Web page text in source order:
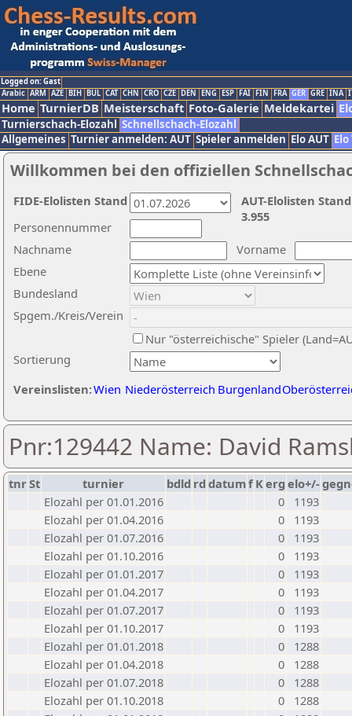
Logged on: Gast
Arabic ARM AZE BIH BUL CAT CHN CRO CZE DEN ENG ESP FAI FIN FRA GER GRE INA
Home TurnierDB Meisterschaft Foto-Galerie Meldekartei
Turnierschach-Elozahl Schnellschach-Elozahl
Allgemeines Turnier anmelden: AUT Spieler anmelden Elo AUT
Willkommen bei den offiziellen
Nachname
Vorname
Ebene
Sortierung
Personennummer
Bundesland
Spgem./Kreis/Verein
Nur "österreichische" Spieler
Vereinslisten:Wien Niederösterreich Burgenland
AUT-Elolisten
3.955
FIDE-Elolisten Stand
Pnr:129442 Name: David
tnrSt turnier bdld rd datumf Kerg elo+/-
Elozahl per 01.01.2016
0
1193
Elozahl per 01.04.2016
0
1193
Elozahl per 01.07.2016
0
1193
Elozahl per 01.10.2016
0
1193
Elozahl per 01.01.2017
0
1193
Elozahl per 01.04.2017
0
1193
Elozahl per 01.07.2017
0
1193
Elozahl per 01.10.2017
0
1193
Elozahl per 01.01.2018
0
1288
Elozahl per 01.04.2018
0
1288
Elozahl per 01.07.2018
0
1288
Elozahl per 01.10.2018
0
1288